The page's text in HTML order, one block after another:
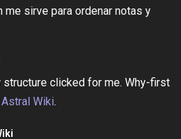
me sirve para ordenar notas y
clicked for me. Why-first
Wiki.